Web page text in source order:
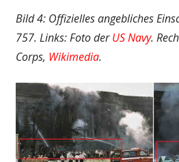
Bild 4: Offizielles angebliches
757. Links: Foto derUS Navy.
Corps, Wikimedia.